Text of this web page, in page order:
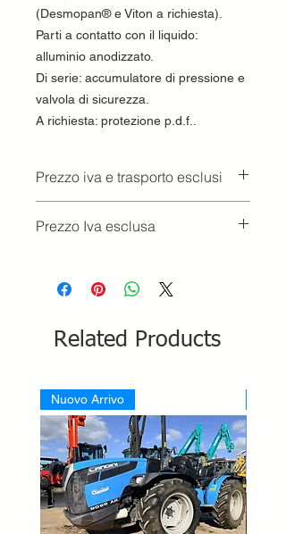
(Desmopan® e Viton a richiesta).
Parti a contatto con il liquido:
alluminio anodizzato.
Di serie: accumulatore di pressione e
valvola di sicurezza.
A richiesta: protezione p.d.f..
Prezzo iva e trasporto esclusi
Prezzo Iva esclusa
Related Products
Nuovo Arrivo